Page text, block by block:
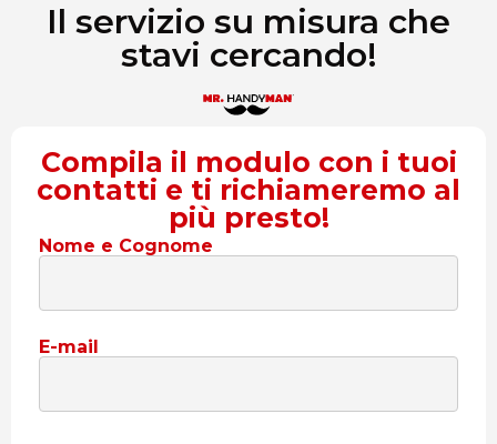
Il servizio su misura che
stavi cercando!
Compila il modulo con i tuoi
contatti e ti richiameremo al
più presto!
Nome e Cognome
E-mail